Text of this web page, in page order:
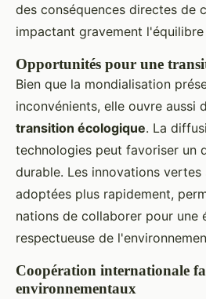
des conséquences directes de
impactant gravement
Opportunités pour une
Bien que la mondialisation
inconvénients, elle ouvre aussi
transition écologique. La
technologies peut favoriser un
durable. Les innovations
adoptées plus rapidement,
nations de collaborer pour une
respectueuse de
Coopération internationale
environnementaux